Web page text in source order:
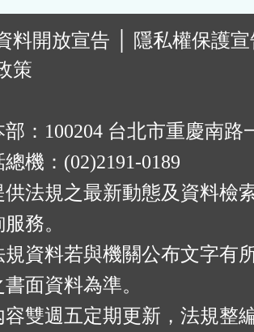
料開放宣告
隱私權保護
策
：100204 台北市重慶南路
機：(02)2191-0189
供法規之最新動態及資料檢
務。
規資料若與機關公布文字有
面資料為準。
容雙週五定期更新，法規整